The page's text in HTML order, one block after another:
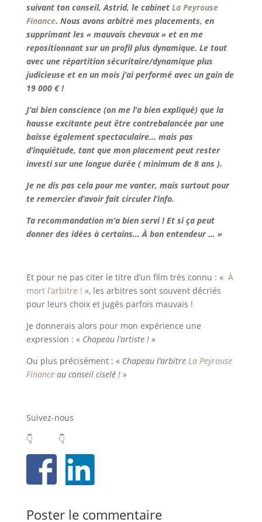
suivant ton conseil, Astrid, le cabinet La Peyrouse
Finance. Nous avons arbitré mes placements, en
supprimant les « mauvais chevaux » et en me
repositionnant sur un profil plus dynamique. Le tout
avec une répartition sécuritaire/dynamique plus
judicieuse et en un mois j’ai performé avec un gain de
19 000 € !
J’ai bien conscience (on me l’a bien expliqué) que la
hausse excitante peut être contrebalancée par une
baisse également spectaculaire… mais pas
d’inquiétude, tant que mon placement peut rester
investi sur une longue durée ( minimum de 8 ans ).
Je ne dis pas cela pour me vanter, mais surtout pour
te remercier d’avoir fait circuler l’info.
Ta recommandation m’a bien servi ! Et si ça peut
donner des idées à certains… À bon entendeur … »
Et pour ne pas citer le titre d’un film très connu : « À
mort l’arbitre ! », les arbitres sont souvent décriés
pour leurs choix et jugés parfois mauvais !
Je donnerais alors pour mon expérience une
expression : « Chapeau l’artiste !»
Ou plus précisément : «Chapeau l’arbitre La Peyrouse
Financeau conseil ciselé !»
Suivez-nous
👇 👇
Poster le commentaire